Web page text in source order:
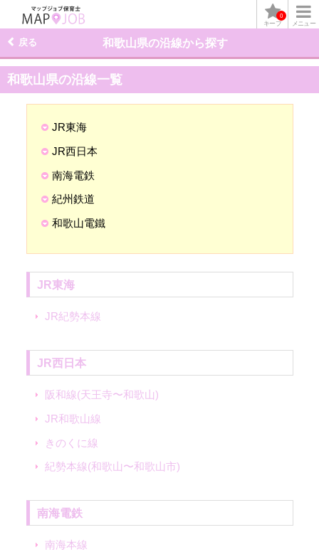
メニュー
キープ
0
和歌山県の沿線から探す
戻る
和歌山県の沿線一覧
JR東海
JR西日本
南海電鉄
紀州鉄道
和歌山電鐵
JR東海
JR紀勢本線
JR西日本
阪和線(天王寺〜和歌山)
JR和歌山線
きのくに線
紀勢本線(和歌山〜和歌山市)
南海電鉄
南海本線